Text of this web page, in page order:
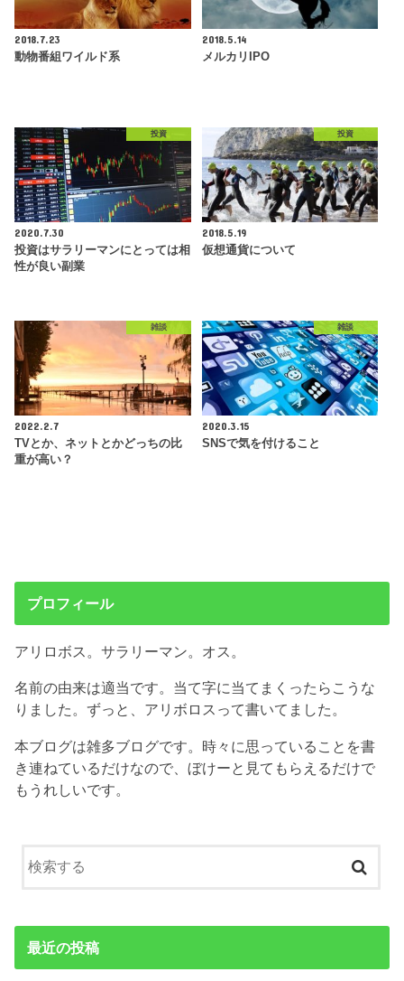
2018.7.23
動物番組ワイルド系
2018.5.14
メルカリIPO
投資
2020.7.30
投資はサラリーマンにとっては相
性が良い副業
投資
2018.5.19
仮想通貨について
雑談
2022.2.7
TVとか、ネットとかどっちの比
重が高い？
雑談
2020.3.15
SNSで気を付けること
プロフィール
アリロボス。サラリーマン。オス。
名前の由来は適当です。当て字に当てまくったらこうな
りました。ずっと、アリボロスって書いてました。
本ブログは雑多ブログです。時々に思っていることを書
き連ねているだけなので、ぼけーと見てもらえるだけで
もうれしいです。
最近の投稿